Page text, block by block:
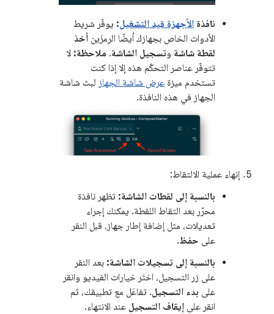
نافذة الأجهزة قيد التشغيل: يوفّر شريط
الأدوات الخاص بجهازك أيضًا الرمزَين أخذ
لقطة شاشة وتسجيل الشاشة. ملاحظة: لا
تتوفّر عناصر التحكّم هذه إلا إذا كنت
تستخدم ميزة عرض شاشة الجهاز لبث شاشة
الجهاز في هذه النافذة.
إنهاء عملية الالتقاط:
بالنسبة إلى لقطات الشاشة: تظهر نافذة
محرّر بعد التقاط اللقطة. يمكنك إجراء
تعديلات، مثل إضافة إطار جهاز، قبل النقر
على حفظ.
بالنسبة إلى تسجيلات الشاشة: بعد النقر
على زر التسجيل، اختَر خيارات الفيديو وانقر
على بدء التسجيل. تفاعَل مع تطبيقك، ثم
انقر على إيقاف التسجيل عند الانتهاء.